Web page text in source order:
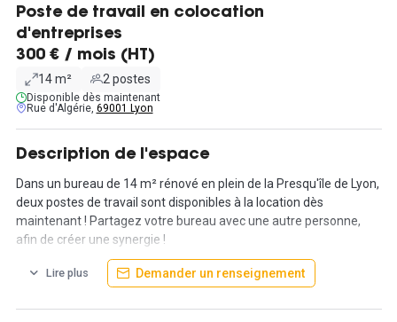
Poste de travail en colocation
d'entreprises
300 € / mois (HT)
14 m² 2 postes
Disponible dès maintenant
Rue d'Algérie, 69001 Lyon
Description de l'espace
Dans un bureau de 14 m² rénové en plein de la Presqu'île de Lyon,
deux postes de travail sont disponibles à la location dès
maintenant ! Partagez votre bureau avec une autre personne,
afin de créer une synergie !
L'espace met à disposition de nombreux services inclus : un
des caméras ainsi que la climatisation.
Lire plus Demander un renseignement